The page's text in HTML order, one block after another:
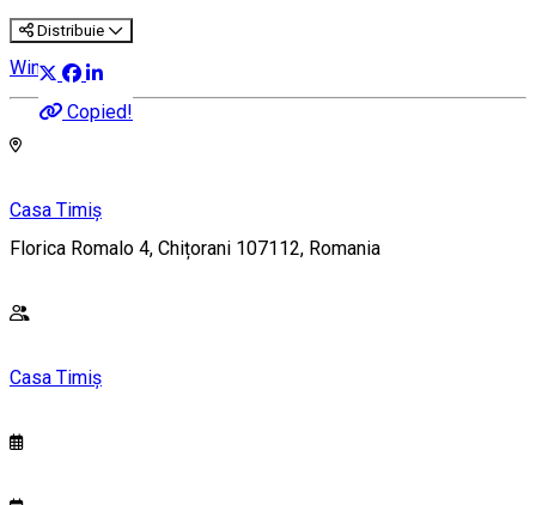
Distribuie
Copied!
Wine Trip
Casa Timiș
Florica Romalo 4, Chițorani 107112, Romania
Casa Timiș